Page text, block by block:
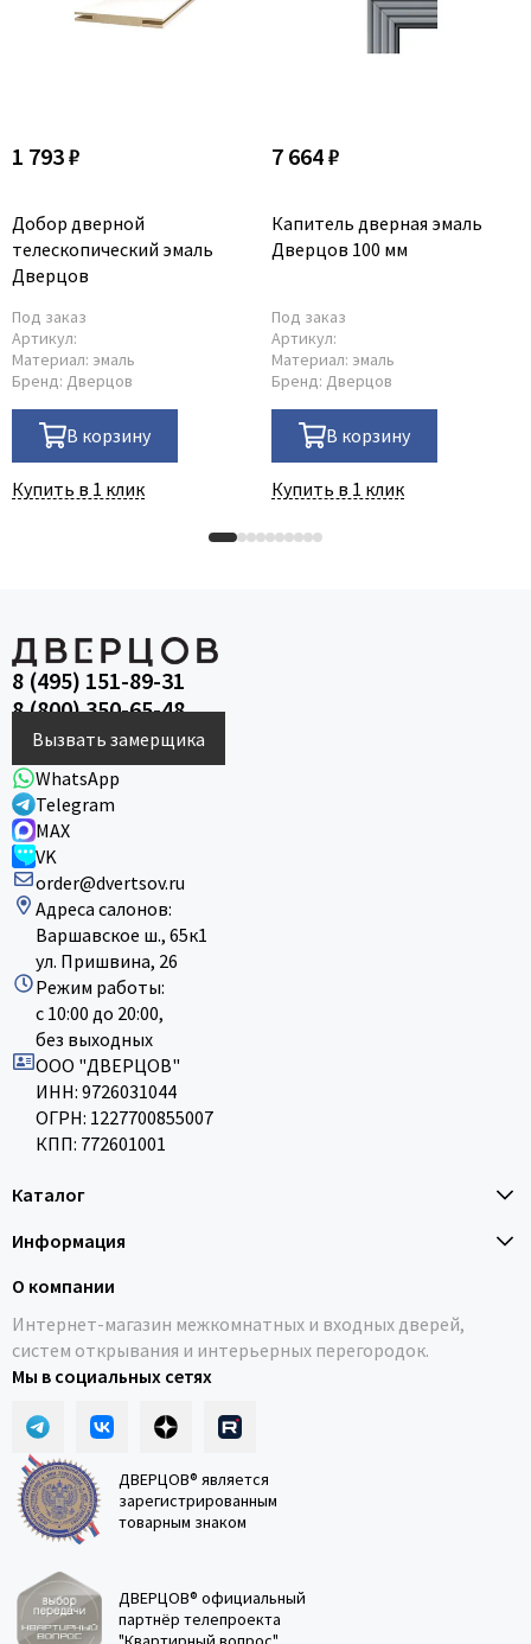
1 793 ₽
Добор дверной
телескопический эмаль
Дверцов
Под заказ
Артикул:
Материал: эмаль
Бренд: Дверцов
В корзину
Купить в 1 клик
7 664 ₽
Капитель дверная эмаль
Дверцов 100 мм
Под заказ
Артикул:
Материал: эмаль
Бренд: Дверцов
В корзину
Купить в 1 клик
8 (495) 151-89-31
8 (800) 350-65-48
Вызвать замерщика
WhatsApp
Telegram
MAX
VK
order@dvertsov.ru
Адреса салонов:
Варшавское ш., 65к1
ул. Пришвина, 26
Режим работы:
с 10:00 до 20:00,
без выходных
ООО "ДВЕРЦОВ"
ИНН: 9726031044
ОГРН: 1227700855007
КПП: 772601001
Каталог
Информация
О компании
Интернет-магазин межкомнатных и входных дверей,
систем открывания и интерьерных перегородок.
Мы в социальных сетях
ДВЕРЦОВ® является
зарегистрированным
товарным знаком
ДВЕРЦОВ® официальный
партнёр телепроекта